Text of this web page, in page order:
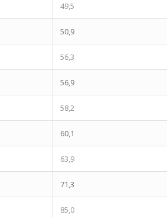
49,5
50,9
56,3
56,9
58,2
60,1
63,9
71,3
85,0